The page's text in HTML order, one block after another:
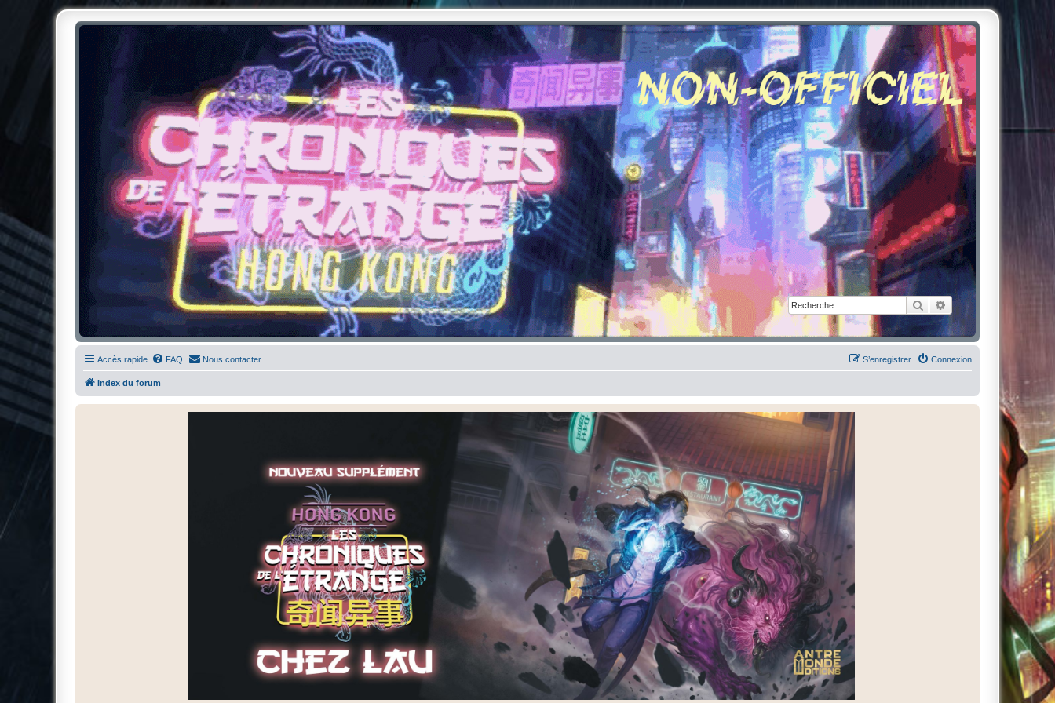
RechercherRecherche avancée
Chroniques de l'Étrange NO
Pour les amateurs des Chroniques de l'Étrange
Accès rapide FAQ Nous contacter Connexion
S’enregistrer
Index du forum